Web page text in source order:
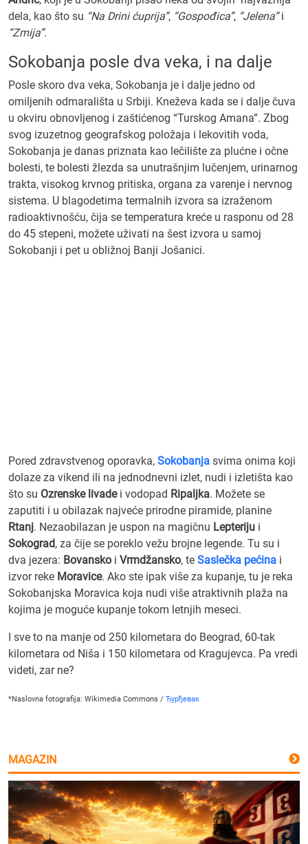
dela, kao što su “Na Drini ćuprija”, “Gospođica”, “Jelena”i
“Zmija”.
Sokobanja posle dva veka, i na dalje
Posle skoro dva veka, Sokobanja je i dalje jedno od
omiljenih odmarališta u Srbiji. Kneževa kada se i dalje čuva
u okviru obnovljenog i zaštićenog “Turskog Amana”. Zbog
svog izuzetnog geografskog položaja i lekovitih voda,
Sokobanja je danas priznata kao lečilište za plućne i očne
bolesti, te bolesti žlezda sa unutrašnjim lučenjem, urinarnog
trakta, visokog krvnog pritiska, organa za varenje i nervnog
sistema. U blagodetima termalnih izvora sa izraženom
radioaktivnošću, čija se temperatura kreće u rasponu od 28
do 45 stepeni, možete uživati na šest izvora u samoj
Sokobanji i pet u obližnoj Banji Jošanici.
Pored zdravstvenog oporavka, Sokobanja svima onima koji
dolaze za vikend ili na jednodnevni izlet, nudi i izletišta kao
što su Ozrenske livadei vodopad Ripaljka. Možete se
zaputiti i u obilazak najveće prirodne piramide, planine
Rtanj. Nezaobilazan je uspon na magičnu Lepteriju i
Sokograd, za čije se poreklo vežu brojne legende. Tu su i
dva jezera: Bovansko i Vrmdžansko, te Saslečka pećina i
izvor reke Moravice. Ako ste ipak više za kupanje, tu je reka
Sokobanjska Moravica koja nudi više atraktivnih plaža na
kojima je moguće kupanje tokom letnjih meseci.
I sve to na manje od 250 kilometara do Beograd, 60-tak
kilometara od Niša i 150 kilometara od Kragujevca. Pa vredi
videti, zar ne?
*Naslovna fotografija: Wikimedia Commons / Ђурђевак
MAGAZIN